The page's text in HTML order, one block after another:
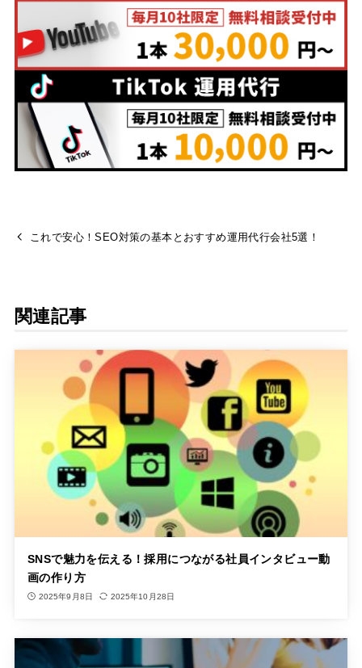
これで安心！SEO対策の基本とおすすめ運用代行会社5選！
関連記事
SNSで魅力を伝える！採用につながる社員インタビュー動
画の作り方
2025年9月8日 2025年10月28日